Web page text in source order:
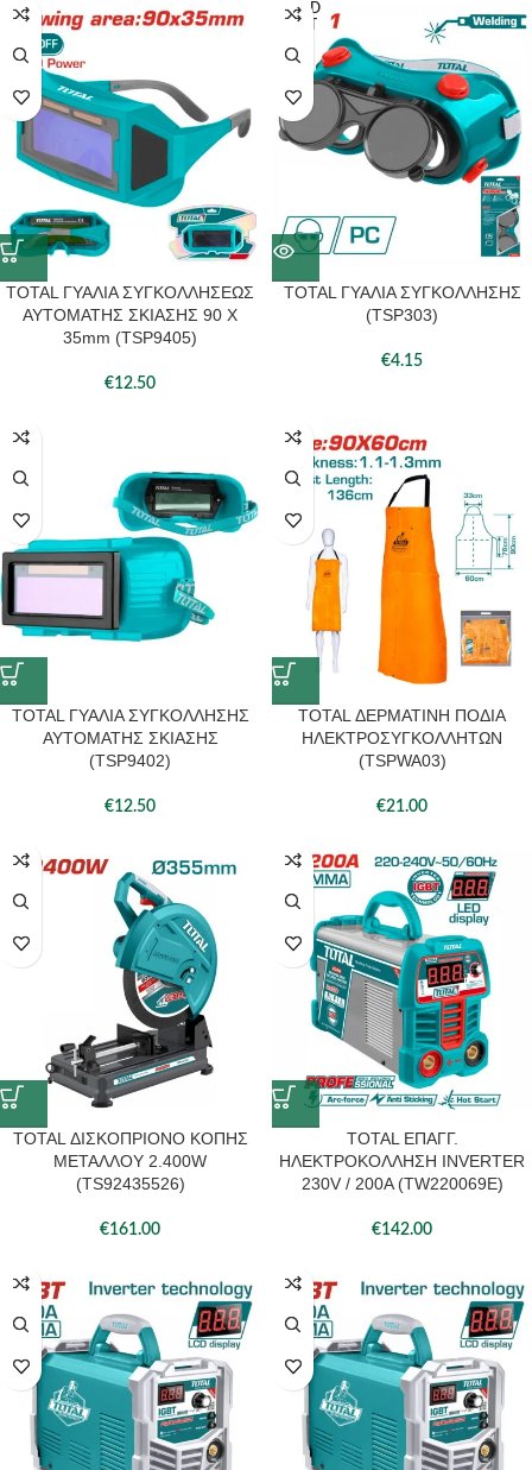
TOTAL ΓΥΑΛΙΑ ΣΥΓΚΟΛΛΗΣΕΩΣ
ΑΥΤΟΜΑΤΗΣ ΣΚΙΑΣΗΣ 90 Χ
35mm (TSP9405)
€12.50
SOLD
OUT
TOTAL ΓΥΑΛΙΑ ΣΥΓΚΟΛΛΗΣΗΣ
(TSP303)
€4.15
TOTAL ΓΥΑΛΙΑ ΣΥΓΚΟΛΛΗΣΗΣ
ΑΥΤΟΜΑΤΗΣ ΣΚΙΑΣΗΣ
(TSP9402)
€12.50
TOTAL ΔΕΡΜΑΤΙΝΗ ΠΟΔΙΑ
ΗΛΕΚΤΡΟΣΥΓΚΟΛΛΗΤΩΝ
(TSPWA03)
€21.00
TOTAL ΔΙΣΚΟΠΡΙΟΝΟ ΚΟΠΗΣ
ΜΕΤΑΛΛΟΥ 2.400W
(TS92435526)
€161.00
TOTAL ΕΠΑΓΓ.
ΗΛΕΚΤΡΟΚΟΛΛΗΣΗ INVERTER
230V / 200A (TW220069E)
€142.00